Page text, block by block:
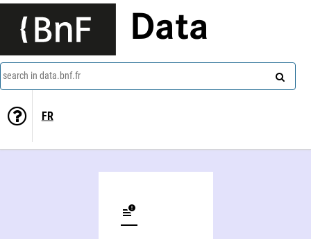
Data
search in data.bnf.fr
FR